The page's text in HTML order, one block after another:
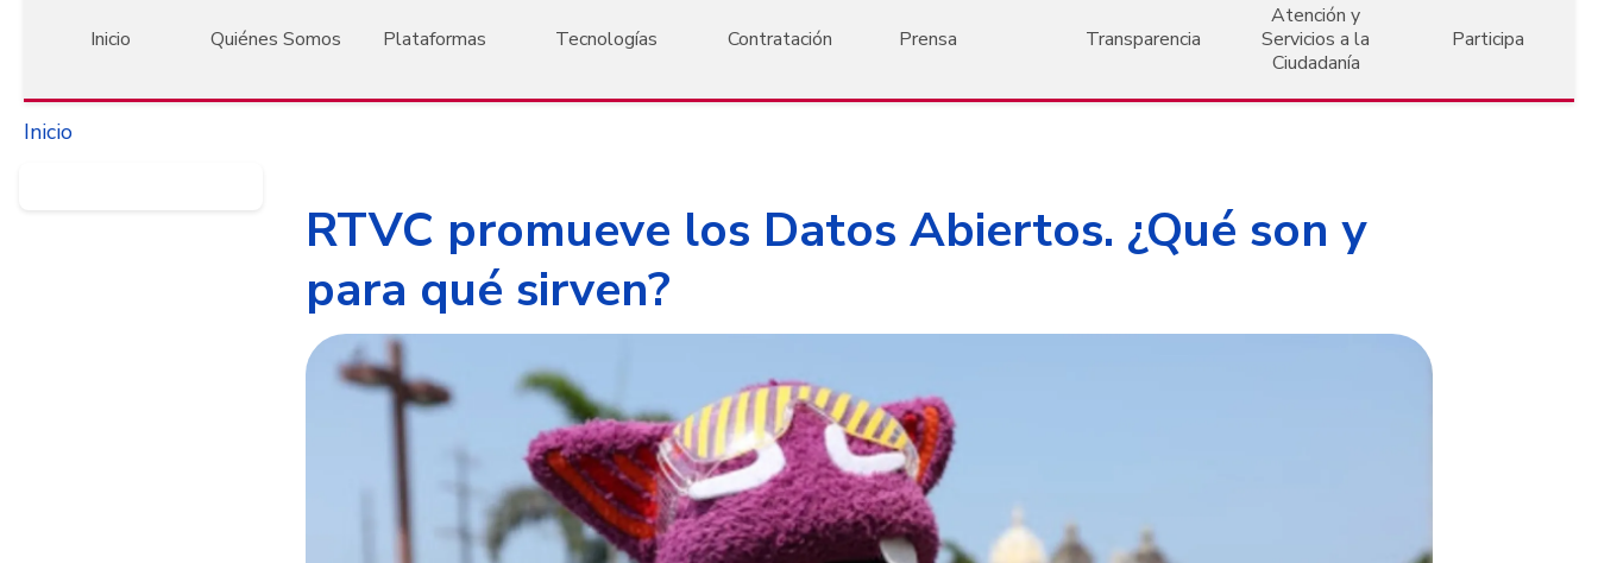
Inicio Quiénes Somos Plataformas Tecnologías Contratación Prensa Transparencia
Atención y
Servicios a la
Ciudadanía
Participa
Inicio
RTVC promueve los Datos Abiertos. ¿Qué son y
para qué sirven?